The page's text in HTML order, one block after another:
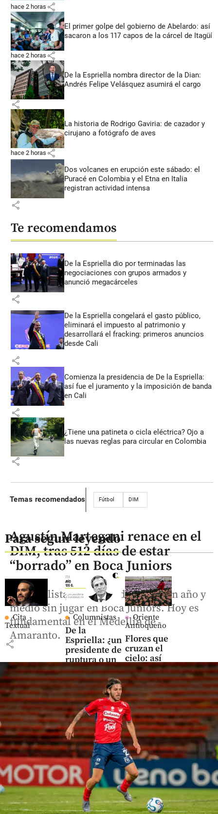
hace 2 horas share
El primer golpe del gobierno de Abelardo: así
sacaron a los 117 capos de la cárcel de Itagüí
hace 2 horas share
De la Espriella nombra director de la Dian:
Andrés Felipe Velásquez asumirá el cargo
share
La historia de Rodrigo Gaviria: de cazador y
cirujano a fotógrafo de aves
hace 2 horas share
Dos volcanes en erupción este sábado: el
Puracé en Colombia y el Etna en Italia
registran actividad intensa
share
Te recomendamos
De la Espriella dio por terminadas las
negociaciones con grupos armados y
anunció megacárceles
share
De la Espriella congelará el gasto público,
eliminará el impuesto al patrimonio y
desarrollará el fracking: primeros anuncios
desde Cali
share
Comienza la presidencia de De la Espriella:
así fue el juramento y la imposición de banda
en Cali
share
¿Tiene una patineta o cicla eléctrica? Ojo a
las nuevas reglas para circular en Colombia
share
Temas recomendados Fútbol DIM
Para seguir leyendo
Cita
Textual
share
Columnistas
De la
Espriella: ¿un
presidente de
ruptura o un
mandatario
de
construcción?
share
Oriente
Antioqueño
Flores que
cruzan el
cielo: así
es el
negocio
que mueve
US$ 380
millones
en el
Oriente
antioqueño
share
Agustín Martegani renace en el
DIM, tras 512 días de estar
“borrado” en Boca Juniors
El futbolista argentino duró casi un año y
medio sin jugar en Boca Juniors. Hoy es
fundamental en el Medellín de
Amaranto.